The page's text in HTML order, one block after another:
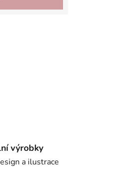
výrobky
a ilustrace